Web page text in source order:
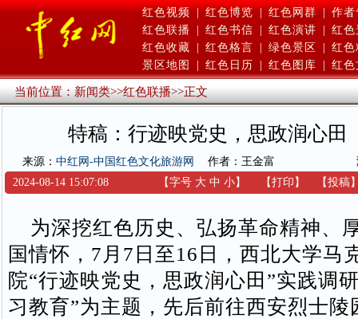
红色视频 | 红色博览 | 红色网群 | 作者
红色联播
红色书信 红色演讲
红色
红色收藏
红色格言 绿色景区
红色
景区地图
红色日历 红色图库 红色
当前位置：新闻类>>红色联播>>正文
特稿：行迹映党史，思政润心田
来源： 中红网-中国红色文化旅游网 作者：王金富
2024-08-14 15:07:08
【字号 大 中 小】 【打印 】 【投稿
为深挖红色历史、弘扬革命精神、
国情怀，7月7日至16日，西北大学马
院“行迹映党史，思政润心田”实践调
习教育”为主题，先后前往西安烈士陵